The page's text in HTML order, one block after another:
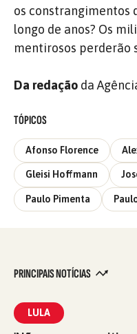
os constrangimentos
longo de anos? Os
mentirosos perderão
Da redação da
TÓPICOS
Afonso Florence
Gleisi Hoffmann
Paulo Pimenta
PRINCIPAIS NOTÍCIAS
LULA